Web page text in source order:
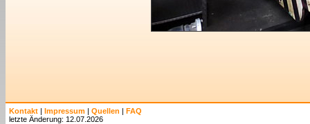
Kontakt | Impressum | Quellen | FAQ
letzte Änderung: 12.07.2026